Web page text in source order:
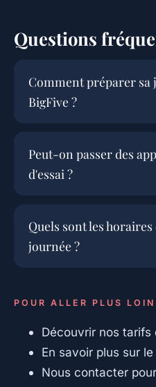
Questions
Comment préparer sa
BigFive ?
Peut-on passer des
d'essai ?
Quels sont les
journée ?
POUR ALLER PLUS LOIN
Découvrir nos tarifs
En savoir plus sur
Nous contacter